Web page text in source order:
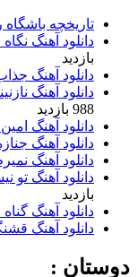
تاریخچه باشگاه
دانلود آهنگ
بازدید
دانلود آهنگ
دانلود آهنگ
988 بازدید
دانلود آهنگ
دانلود آهنگ
دانلود آهنگ
دانلود آهنگ تو
بازدید
دانلود آهنگ
دانلود آهنگ
: